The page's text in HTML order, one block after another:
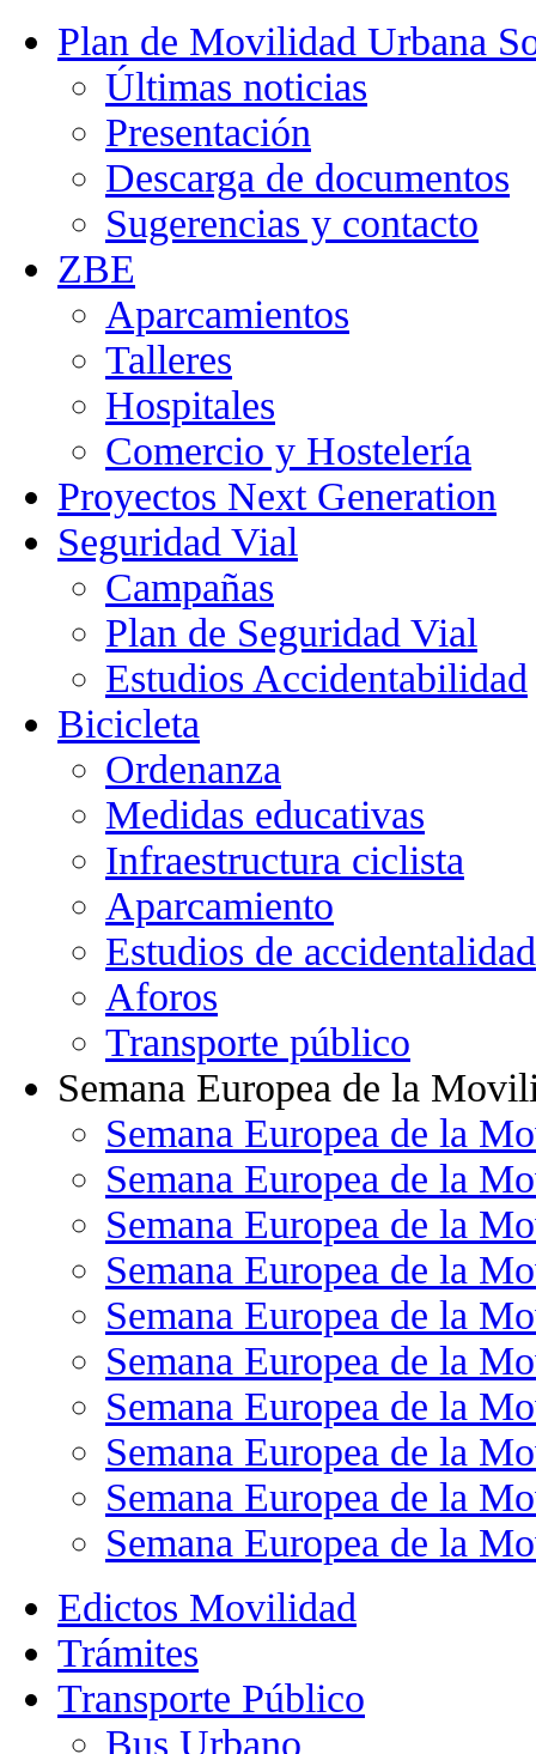
Plan de Movilidad Urbana
Últimas noticias
Presentación
Descarga de documentos
Sugerencias y contacto
ZBE
Aparcamientos
Talleres
Hospitales
Comercio y Hostelería
Proyectos Next Generation
Seguridad Vial
Campañas
Plan de Seguridad Vial
Estudios Accidentabilidad
Bicicleta
Ordenanza
Medidas educativas
Infraestructura ciclista
Aparcamiento
Estudios de accidentalidad
Aforos
Transporte público
Semana Europea de la
Semana Europea de la
Semana Europea de la
Semana Europea de la
Semana Europea de la
Semana Europea de la
Semana Europea de la
Semana Europea de la
Semana Europea de la
Semana Europea de la
Semana Europea de la
Edictos Movilidad
Trámites
Transporte Público
Bus Urbano